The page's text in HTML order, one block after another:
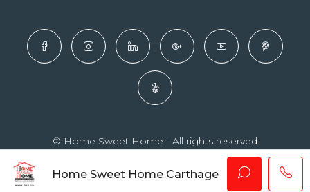
© Home Sweet Home - All rights reserved
Home Sweet Home Carthage